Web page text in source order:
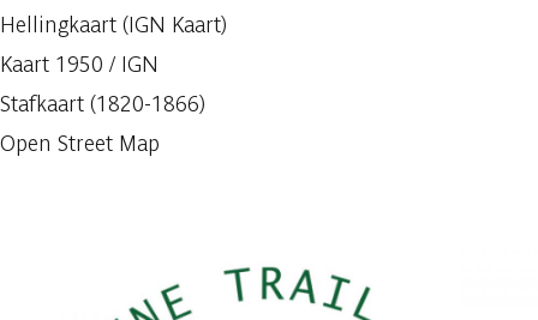
Hellingkaart (IGN Kaart)
Kaart 1950 / IGN
Stafkaart (1820-1866)
Open Street Map